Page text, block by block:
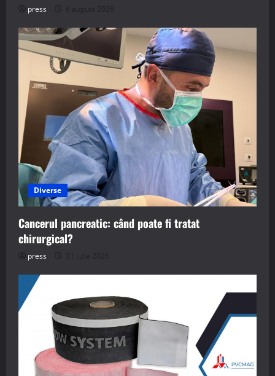
press 6 august 2026
Diverse
Cancerul pancreatic: când poate fi tratat
chirurgical?
press 31 iulie 2026